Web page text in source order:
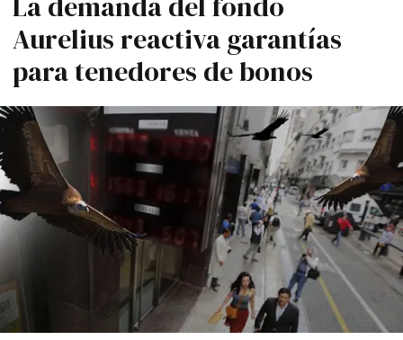
Aurelius reactiva garantías
para tenedores de bonos